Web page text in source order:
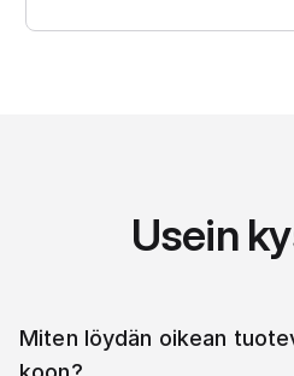
Usein
Miten löydän oikean